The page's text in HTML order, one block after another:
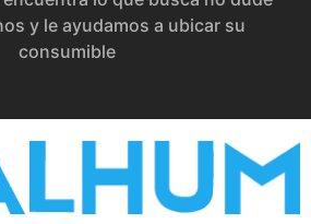
y le ayudamos a ubicar su
consumible